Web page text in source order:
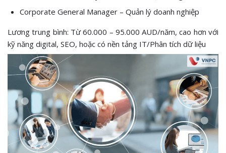
Corporate General Manager – Quản lý doanh nghiệp
Lương trung bình: Từ 60.000 – 95.000 AUD/năm, cao hơn với
kỹ năng digital, SEO, hoặc có nền tảng IT/Phân tích dữ liệu